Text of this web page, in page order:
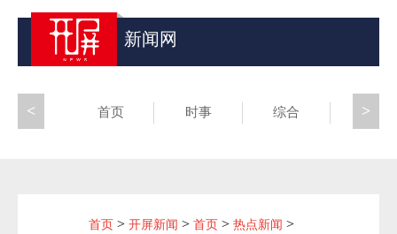
新闻网
首页 时事 综合 昆滇
>
<
首页 > 开屏新闻 > 首页 > 热点新闻 >